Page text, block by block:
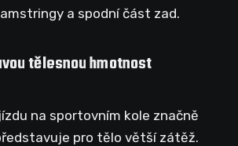
a spodní část zad.
tělesnou hmotnost
na sportovním kole značně
pro tělo větší zátěž.